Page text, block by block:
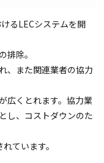
るLECシステムを開
排除。
、また関連業者の協力
広くとれます。協力業
し、コストダウンのた
ています。